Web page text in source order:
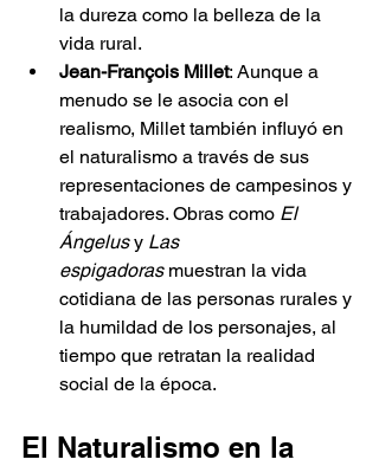
la dureza como la belleza de la
vida rural.
Jean-François Millet: Aunque a
menudo se le asocia con el
realismo, Millet también influyó en
el naturalismo a través de sus
representaciones de campesinos y
trabajadores. Obras como El
Ángelus y Las
espigadoras muestran la vida
cotidiana de las personas rurales y
la humildad de los personajes, al
tiempo que retratan la realidad
social de la época.
El Naturalismo en la